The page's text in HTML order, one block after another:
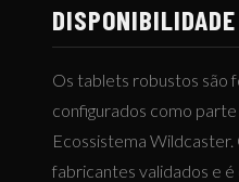
DISPONIBILIDADE
Os tablets robustos são
configurados como
Ecossistema
fabricantes validados e